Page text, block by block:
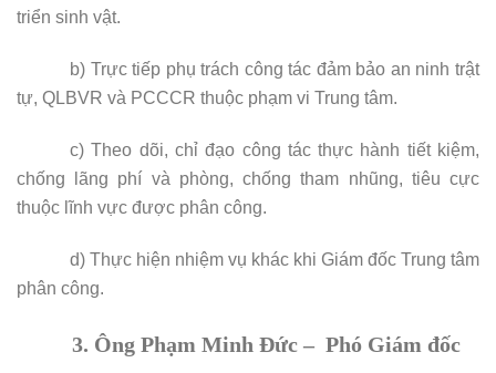
triển sinh vật.
b) Trực tiếp phụ trách công tác đảm bảo an ninh trật
tự, QLBVR và PCCCR thuộc phạm vi Trung tâm.
c) Theo dõi, chỉ đạo công tác thực hành tiết kiệm,
chống lãng phí và phòng, chống tham nhũng, tiêu cực
thuộc lĩnh vực được phân công.
d) Thực hiện nhiệm vụ khác khi Giám đốc Trung tâm
phân công.
3. Ông Phạm Minh Đức – Phó Giám đốc